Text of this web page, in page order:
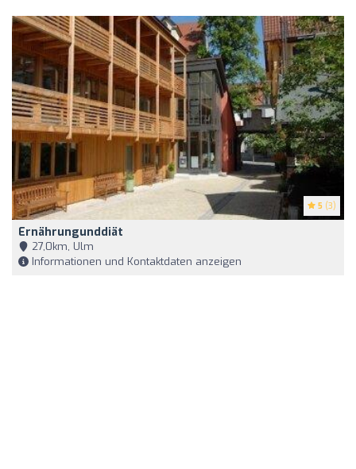
5 (3)
Ernährungunddiät
27,0km, Ulm
Informationen und Kontaktdaten anzeigen